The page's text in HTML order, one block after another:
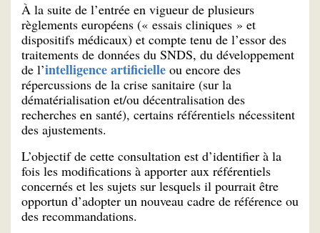
À la suite de l’entrée en vigueur de plusieurs
règlements européens (« essais cliniques » et
dispositifs médicaux) et compte tenu de l’essor des
traitements de données du SNDS, du développement
de l’intelligence artificielle ou encore des
répercussions de la crise sanitaire (sur la
dématérialisation et/ou décentralisation des
recherches en santé), certains référentiels nécessitent
des ajustements.
L’objectif de cette consultation est d’identifier à la
fois les modifications à apporter aux référentiels
concernés et les sujets sur lesquels il pourrait être
opportun d’adopter un nouveau cadre de référence ou
des recommandations.